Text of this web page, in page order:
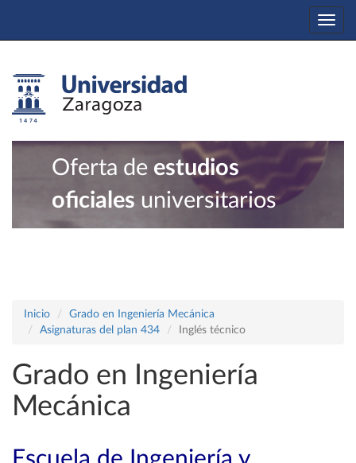
Oferta de estudios
oficiales universitarios
Inicio
Grado en Ingeniería Mecánica
Asignaturas del plan 434
Inglés técnico
Grado en Ingeniería
Mecánica